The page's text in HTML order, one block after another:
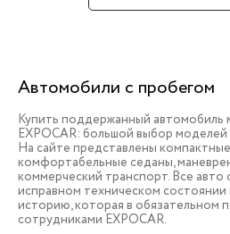
Автомобили с пробегом
Купить поддержанный автомобиль
EXPOCAR: большой выбор
На сайте представлены
комфортабельные седаны,
коммерческий транспорт. Все авто
исправном техническом
историю, которая в обязательном
сотрудниками EXPOCAR.